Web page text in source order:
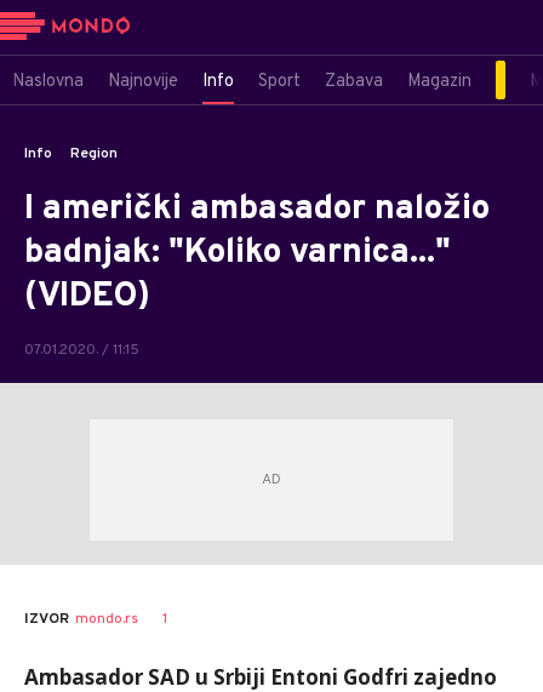
Naslovna Najnovije Info Sport Zabava Magazin
Info Region
I američki ambasador naložio
badnjak: "Koliko varnica..."
(VIDEO)
07.01.2020. / 11:15
IZVOR mondo.rs 1
Ambasador SAD u Srbiji Entoni Godfri zajedno